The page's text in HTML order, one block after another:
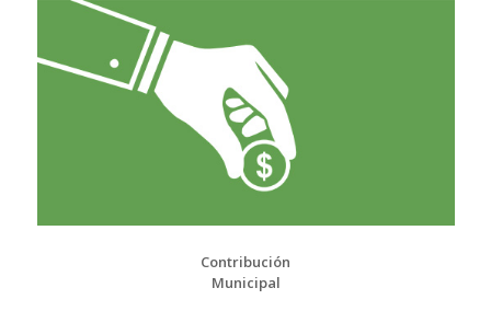
Contribución
Municipal